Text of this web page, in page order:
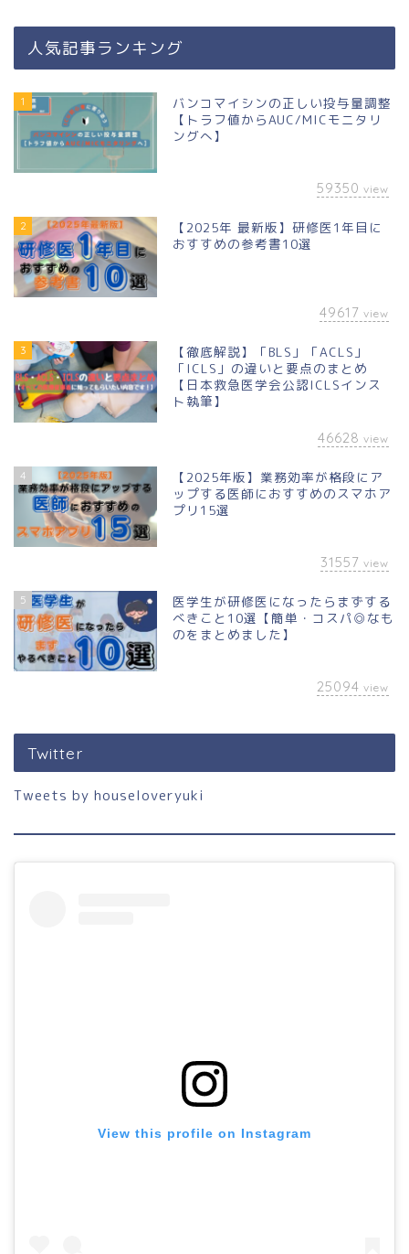
人気記事ランキング
1
バンコマイシンの正しい投与量調整
【トラフ値からAUC/MICモニタリ
ングへ】
59350 view
2
【2025年 最新版】研修医1年目に
おすすめの参考書10選
49617 view
3
【徹底解説】「BLS」「ACLS」
「ICLS」の違いと要点のまとめ
【日本救急医学会公認ICLSインス
ト執筆】
46628 view
4
【2025年版】業務効率が格段にア
ップする医師におすすめのスマホア
プリ15選
31557 view
5
医学生が研修医になったらまずする
べきこと10選【簡単・コスパ◎なも
のをまとめました】
25094 view
Twitter
Tweets by houseloveryuki
View this profile on Instagram